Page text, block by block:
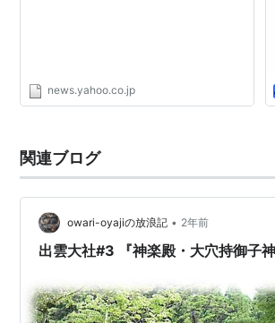
news.yahoo.co.jp
関連ブログ
owari-oyajiの放浪記 • 2年前
出雲大社#3 『神楽殿・大穴持御子神